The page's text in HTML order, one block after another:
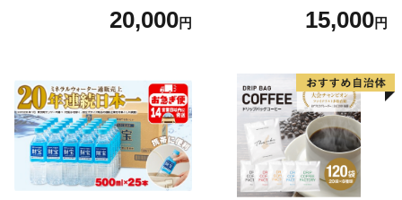
20,000円 15,000円